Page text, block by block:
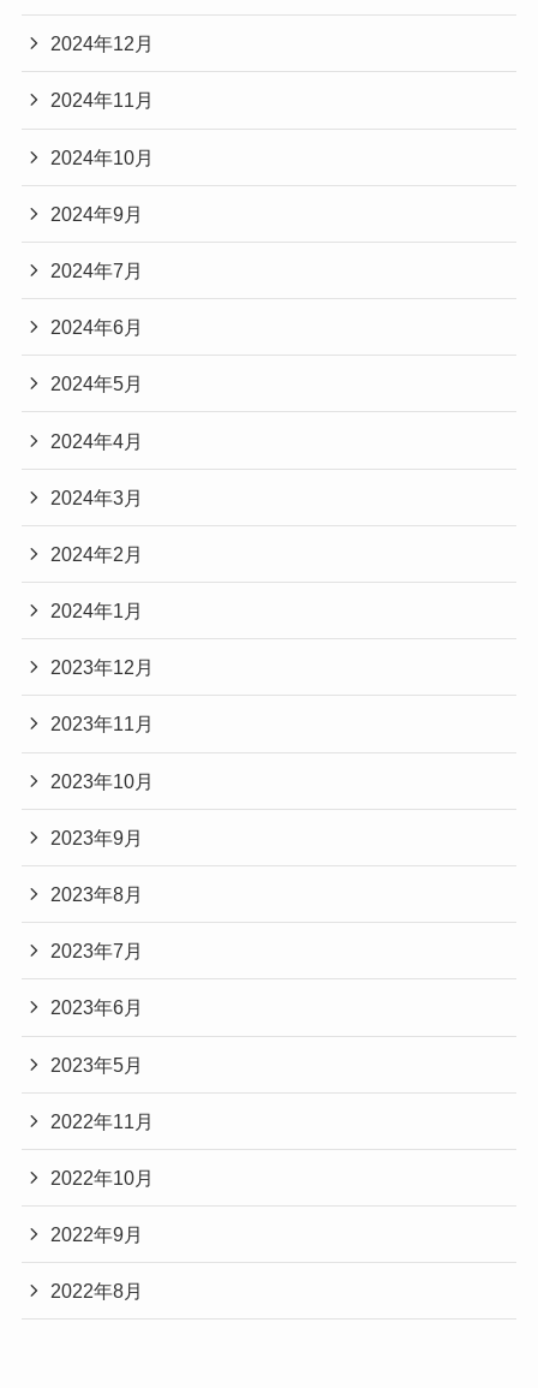
2024年12月
2024年11月
2024年10月
2024年9月
2024年7月
2024年6月
2024年5月
2024年4月
2024年3月
2024年2月
2024年1月
2023年12月
2023年11月
2023年10月
2023年9月
2023年8月
2023年7月
2023年6月
2023年5月
2022年11月
2022年10月
2022年9月
2022年8月